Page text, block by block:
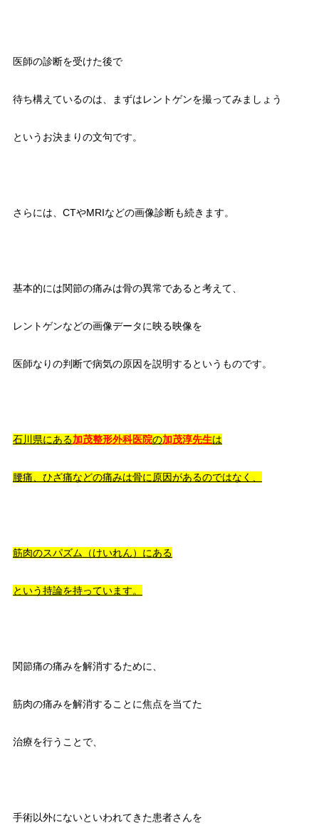
医師の診断を受けた後で
待ち構えているのは、まずはレントゲンを撮ってみましょう
というお決まりの文句です。
さらには、CTやMRIなどの画像診断も続きます。
基本的には関節の痛みは骨の異常であると考えて、
レントゲンなどの画像データに映る映像を
医師なりの判断で病気の原因を説明するというものです。
石川県にある加茂整形外科医院の加茂淳先生は
腰痛、ひざ痛などの痛みは骨に原因があるのではなく、
筋肉のスパズム（けいれん）にある
という持論を持っています。
関節痛の痛みを解消するために、
筋肉の痛みを解消することに焦点を当てた
治療を行うことで、
手術以外にないといわれてきた患者さんを